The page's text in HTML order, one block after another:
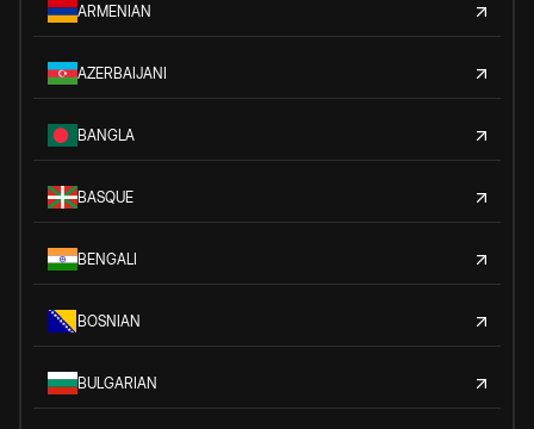
ARMENIAN
AZERBAIJANI
BANGLA
BASQUE
BENGALI
BOSNIAN
BULGARIAN